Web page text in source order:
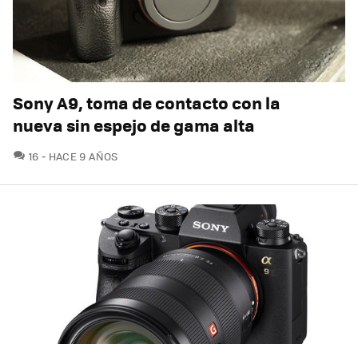
Sony A9, toma de contacto con la
nueva sin espejo de gama alta
16 COMENTARIOS
HACE 9 AÑOS